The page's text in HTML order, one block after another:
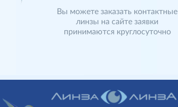
Вы можете заказать контактные
линзы на сайте заявки
принимаются круглосуточно
доставлены уже на следующий
рабочий день. Также Вы можете
оставить заявку по телефону (473)